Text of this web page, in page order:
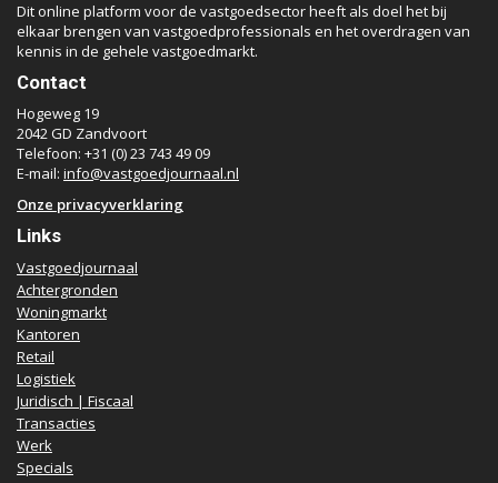
Dit online platform voor de vastgoedsector heeft als doel het bij
elkaar brengen van vastgoedprofessionals en het overdragen van
kennis in de gehele vastgoedmarkt.
Contact
Hogeweg 19
2042 GD Zandvoort
Telefoon: +31 (0) 23 743 49 09
E-mail: info@vastgoedjournaal.nl
Onze privacyverklaring
Links
Vastgoedjournaal
Achtergronden
Woningmarkt
Kantoren
Retail
Logistiek
Juridisch | Fiscaal
Transacties
Werk
Specials